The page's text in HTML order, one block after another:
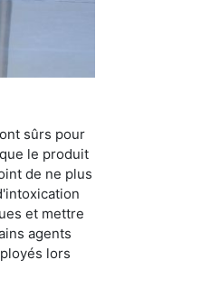
sûrs pour
le produit
de ne plus
et mettre
agents
lors